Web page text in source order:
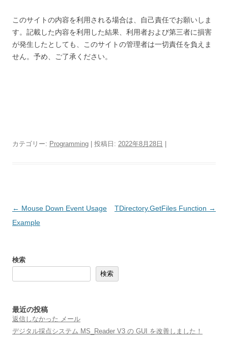
このサイトの内容を利用される場合は、自己責任でお願いしま
す。記載した内容を利用した結果、利用者および第三者に損害
が発生したとしても、このサイトの管理者は一切責任を負えま
せん。予め、ご了承ください。
カテゴリー: Programming | 投稿日: 2022年8月28日
投
稿
ゲ
ー
ョ
ン
← Mouse Down Event Usage
Example
TDirectory.GetFiles Function →
検索
検索
最近の投稿
返信しなかった メール
デジタル採点システム MS_Reader V3 の GUI を改善しました！